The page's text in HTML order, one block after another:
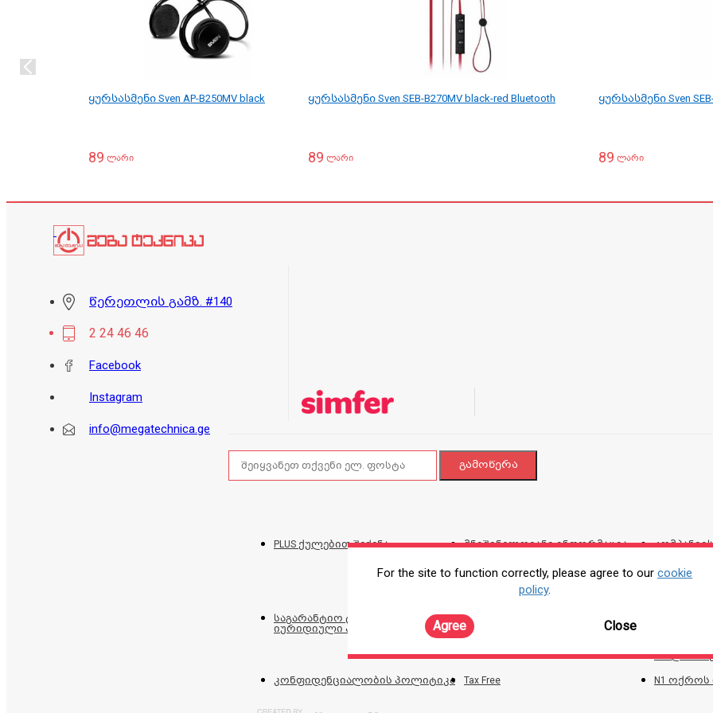
ყურსასმენი Sven AP-B250MV black
89 ლარი
ყურსასმენი Sven SEB-B270MV black-red Bluetooth
89 ლარი
ყურსასმენი Sven
89 ლარი
წერეთლის გამზ. #140
2 24 46 46
Facebook
Instagram
info@megatechnica.ge
PLUS ქულებით შეძენა მნიშვნელოვანი ინფორმაცია
და
საგარანტიო ტალონი
იურიდიული პირებისთვის
პროდუქციის შეკეთების,
გადაცვლის და დაბრუნების
პოლიტიკა
ონლაინ
კონფიდენციალობის პოლიტიკა Tax Free N1 ოქროს
For the site to function correctly, please agree to our cookie
policy.
Agree Close